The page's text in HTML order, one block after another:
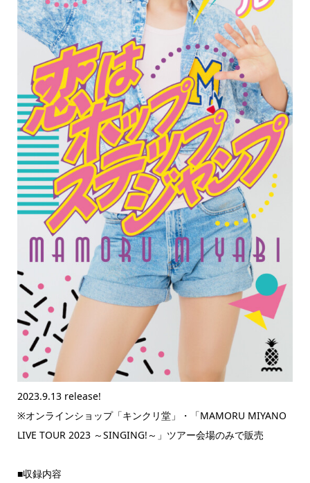
2023.9.13 release!
※オンラインショップ「キンクリ堂」・「MAMORU MIYANO
LIVE TOUR 2023 ～SINGING!～」ツアー会場のみで販売
■収録内容